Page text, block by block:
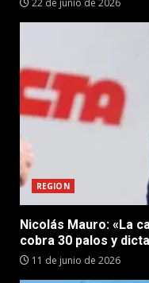
REGION
Nicolás Mauro: «La
cobra 30 palos y
11 de junio de 2026